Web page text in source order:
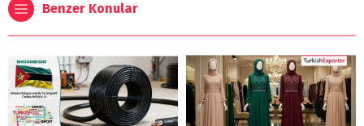
Benzer Konular